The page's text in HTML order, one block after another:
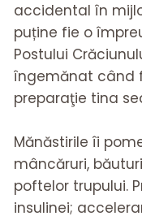
accidental în
puține fie o
Postului
îngemănat când
preparaţie tina
Mănăstirile îi
mâncăruri,
poftelor trupului.
insulinei;